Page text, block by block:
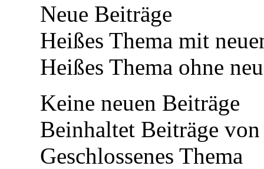
Neue Beiträge
Heißes Thema mit
Heißes Thema ohne
Keine neuen Beiträge
Beinhaltet Beiträge
Geschlossenes Thema